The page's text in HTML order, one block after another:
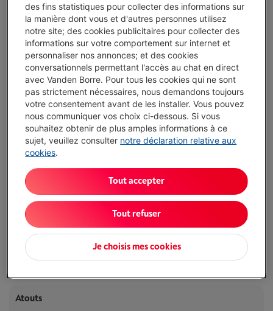
Exemple représentatif : OUVERTURE DE CRÉDIT À DURÉE INDÉTERMINÉE
de 1.500,00 EUR à un TAUX ANNUEL EFFECTIF GLOBAL de 14,50 % dont
0,02% du capital emprunté par mois de frais de carte (taux débiteur
VARIABLE de 14,23%), et un taux débiteur de 6,24%.
Délai >3 sem. Voir le stock
€ 2.599,00
Ou 24 mensualités de € 115,54 -
Taux débiteur 6,24%, Coût du crédit € 173,96
J'achète
Comparer
Atouts
des fins statistiques pour collecter des informations sur
la manière dont vous et d'autres personnes utilisez
notre site; des cookies publicitaires pour collecter des
informations sur votre comportement sur internet et
personnaliser nos annonces; et des cookies
conversationnels permettant l'accès au chat en direct
avec Vanden Borre. Pour tous les cookies qui ne sont
pas strictement nécessaires, nous demandons toujours
votre consentement avant de les installer. Vous pouvez
nous communiquer vos choix ci-dessous. Si vous
souhaitez obtenir de plus amples informations à ce
sujet, veuillez consulter notre déclaration relative aux
cookies.
Je choisis mes cookies
Tout refuser
Tout accepter